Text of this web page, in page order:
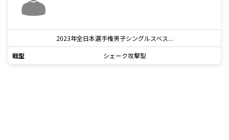
2023年全日本選手権男子シングルスベス...
戦型
シェーク攻撃型